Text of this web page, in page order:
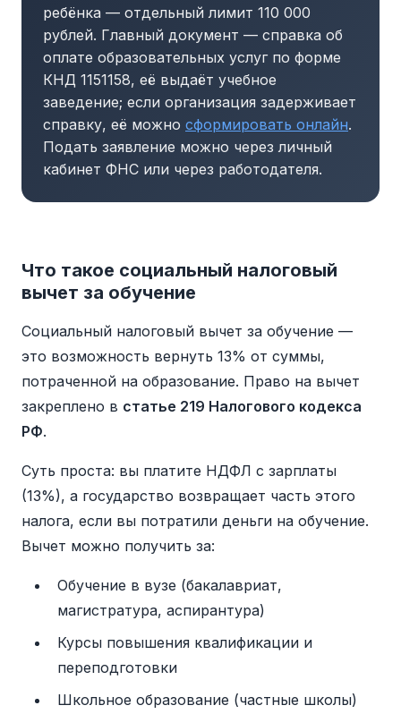
ребёнка — отдельный лимит 110 000
рублей. Главный документ — справка об
оплате образовательных услуг по форме
КНД 1151158, её выдаёт учебное
заведение; если организация задерживает
справку, её можно сформировать онлайн.
Подать заявление можно через личный
кабинет ФНС или через работодателя.
Что такое социальный налоговый
вычет за обучение
Социальный налоговый вычет за обучение —
это возможность вернуть 13% от суммы,
потраченной на образование. Право на вычет
закреплено в статье 219 Налогового кодекса
РФ.
Суть проста: вы платите НДФЛ с зарплаты
(13%), а государство возвращает часть этого
налога, если вы потратили деньги на обучение.
Вычет можно получить за:
Обучение в вузе (бакалавриат,
магистратура, аспирантура)
Курсы повышения квалификации и
переподготовки
Школьное образование (частные школы)